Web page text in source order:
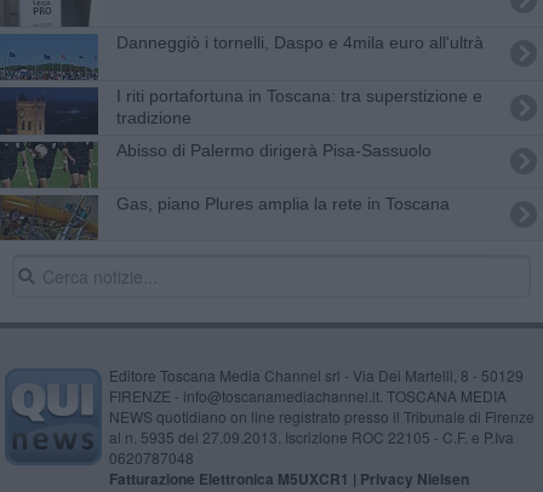
Danneggiò i tornelli, Daspo e 4mila euro all'ultrà
​I riti portafortuna in Toscana: tra superstizione e
tradizione
Abisso di Palermo dirigerà Pisa-Sassuolo
Gas, piano Plures amplia la rete in Toscana
Editore Toscana Media Channel srl - Via Dei Martelli, 8 - 50129
FIRENZE - info@toscanamediachannel.it. TOSCANA MEDIA
NEWS quotidiano on line registrato presso il Tribunale di Firenze
al n. 5935 del 27.09.2013. Iscrizione ROC 22105 - C.F. e P.Iva
0620787048
Fatturazione Elettronica M5UXCR1 | Privacy Nielsen